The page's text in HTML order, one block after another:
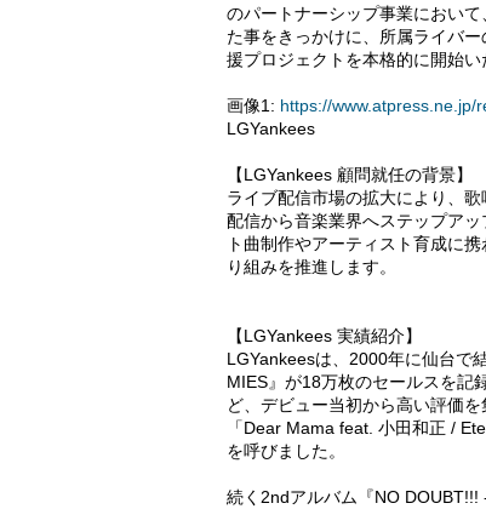
のパートナーシップ事業におい
た事をきっかけに、所属ライバ
援プロジェクトを本格的に開始い
画像1: https://www.atpress.ne.jp/
LGYankees
【LGYankees 顧問就任の背景】
ライブ配信市場の拡大により、
配信から音楽業界へステップア
ト曲制作やアーティスト育成に
り組みを推進します。
【LGYankees 実績紹介】
LGYankeesは、2000年に仙台で
MIES』が18万枚のセールスを記
ど、デビュー当初から高い評価
「Dear Mama feat. 小田和正 /
を呼びました。
続く2ndアルバム『NO